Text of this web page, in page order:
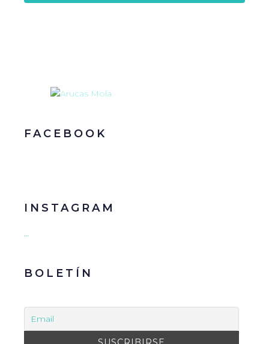
FACEBOOK
INSTAGRAM
…
BOLETÍN